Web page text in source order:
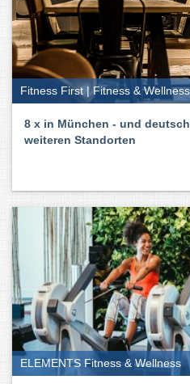
Fitness First | Fitness & Wellness
8 x in München - und
weiteren Standorten
ELEMENTS Fitness & Wellness